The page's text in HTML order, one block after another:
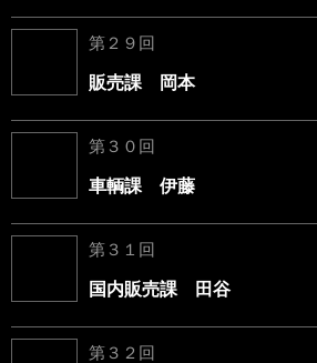
第２９回
販売課 岡本
第３０回
車輌課 伊藤
第３１回
国内販売課 田谷
第３２回